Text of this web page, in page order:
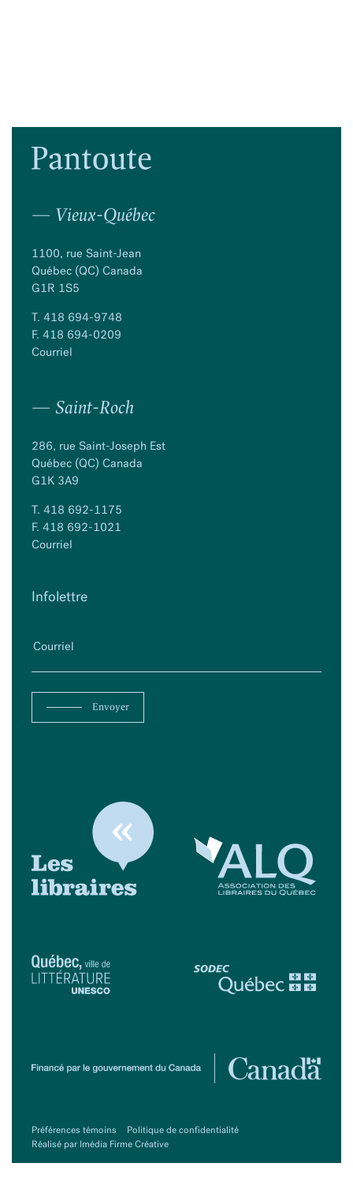
— Vieux-Québec
1100, rue Saint-Jean
Québec (QC) Canada
G1R 1S5
T. 418 694-9748
F. 418 694-0209
Courriel
— Saint-Roch
286, rue Saint-Joseph Est
Québec (QC) Canada
G1K 3A9
T. 418 692-1175
F. 418 692-1021
Courriel
Infolettre
Envoyer
Préférences témoins
Politique de confidentialité
Réalisé par Imédia Firme Créative